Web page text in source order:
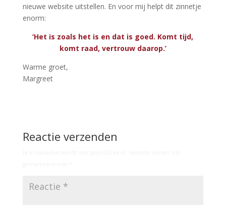
nieuwe website uitstellen. En voor mij helpt dit zinnetje
enorm:
‘Het is zoals het is en dat is goed. Komt tijd,
komt raad, vertrouw daarop.’
Warme groet,
Margreet
Reactie verzenden